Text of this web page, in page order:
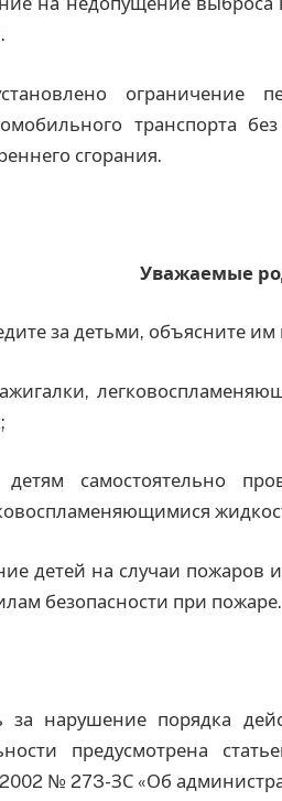
ограничение
транспорта
сгорания.
Уважаемые
за детьми, объясните им
самостоятельно
детей на случаи пожаров
безопасности при пожаре.
за нарушение порядка
предусмотрена
№ 273-ЗС «Об